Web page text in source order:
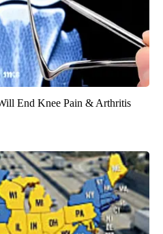
End Knee Pain & Arthritis